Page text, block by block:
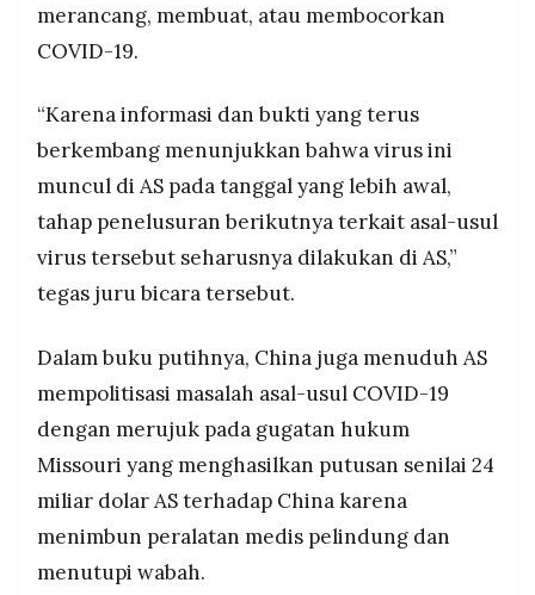
merancang, membuat, atau membocorkan
COVID-19.
“Karena informasi dan bukti yang terus
berkembang menunjukkan bahwa virus ini
muncul di AS pada tanggal yang lebih awal,
tahap penelusuran berikutnya terkait asal-usul
virus tersebut seharusnya dilakukan di AS,”
tegas juru bicara tersebut.
Dalam buku putihnya, China juga menuduh AS
mempolitisasi masalah asal-usul COVID-19
dengan merujuk pada gugatan hukum
Missouri yang menghasilkan putusan senilai 24
miliar dolar AS terhadap China karena
menimbun peralatan medis pelindung dan
menutupi wabah.